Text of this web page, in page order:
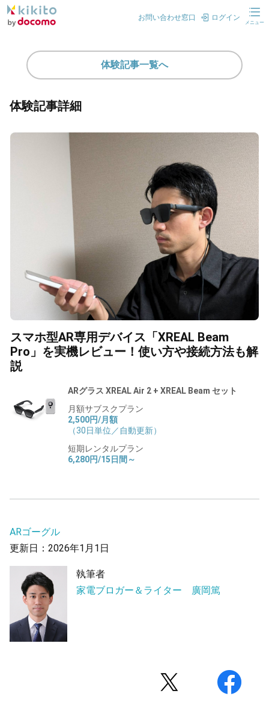
お問い合わせ窓口 ログイン
メニュー
体験記事一覧へ
体験記事詳細
スマホ型AR専用デバイス「XREAL Beam
Pro」を実機レビュー！使い方や接続方法も解
説
ARグラス XREAL Air 2 + XREAL Beam セット
月額サブスクプラン
2,500円/月額
（30日単位／自動更新）
短期レンタルプラン
6,280円/15日間～
ARゴーグル
更新日：2026年1月1日
執筆者
家電ブロガー＆ライター 廣岡篤